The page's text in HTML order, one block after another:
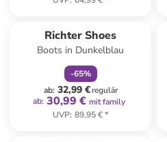
Richter Shoes
Boots in Dunkelblau
-65%
ab: 32,99 €regulär
ab: 30,99 € mit family
UVP: 89,95 €*